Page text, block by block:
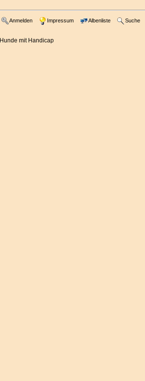
Anmelden Impressum Albenliste Suche
Hunde mit Handicap